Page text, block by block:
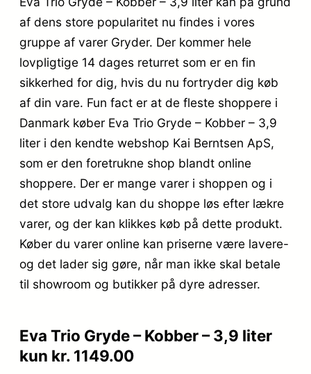
af dens store popularitet nu findes i vores
gruppe af varer Gryder. Der kommer hele
lovpligtige 14 dages returret som er en fin
sikkerhed for dig, hvis du nu fortryder dig køb
af din vare. Fun fact er at de fleste shoppere i
Danmark køber Eva Trio Gryde – Kobber – 3,9
liter i den kendte webshop Kai Berntsen ApS,
som er den foretrukne shop blandt online
shoppere. Der er mange varer i shoppen og i
det store udvalg kan du shoppe løs efter lækre
varer, og der kan klikkes køb på dette produkt.
Køber du varer online kan priserne være lavere-
og det lader sig gøre, når man ikke skal betale
til showroom og butikker på dyre adresser.
Eva Trio Gryde – Kobber – 3,9 liter
kun kr. 1149.00